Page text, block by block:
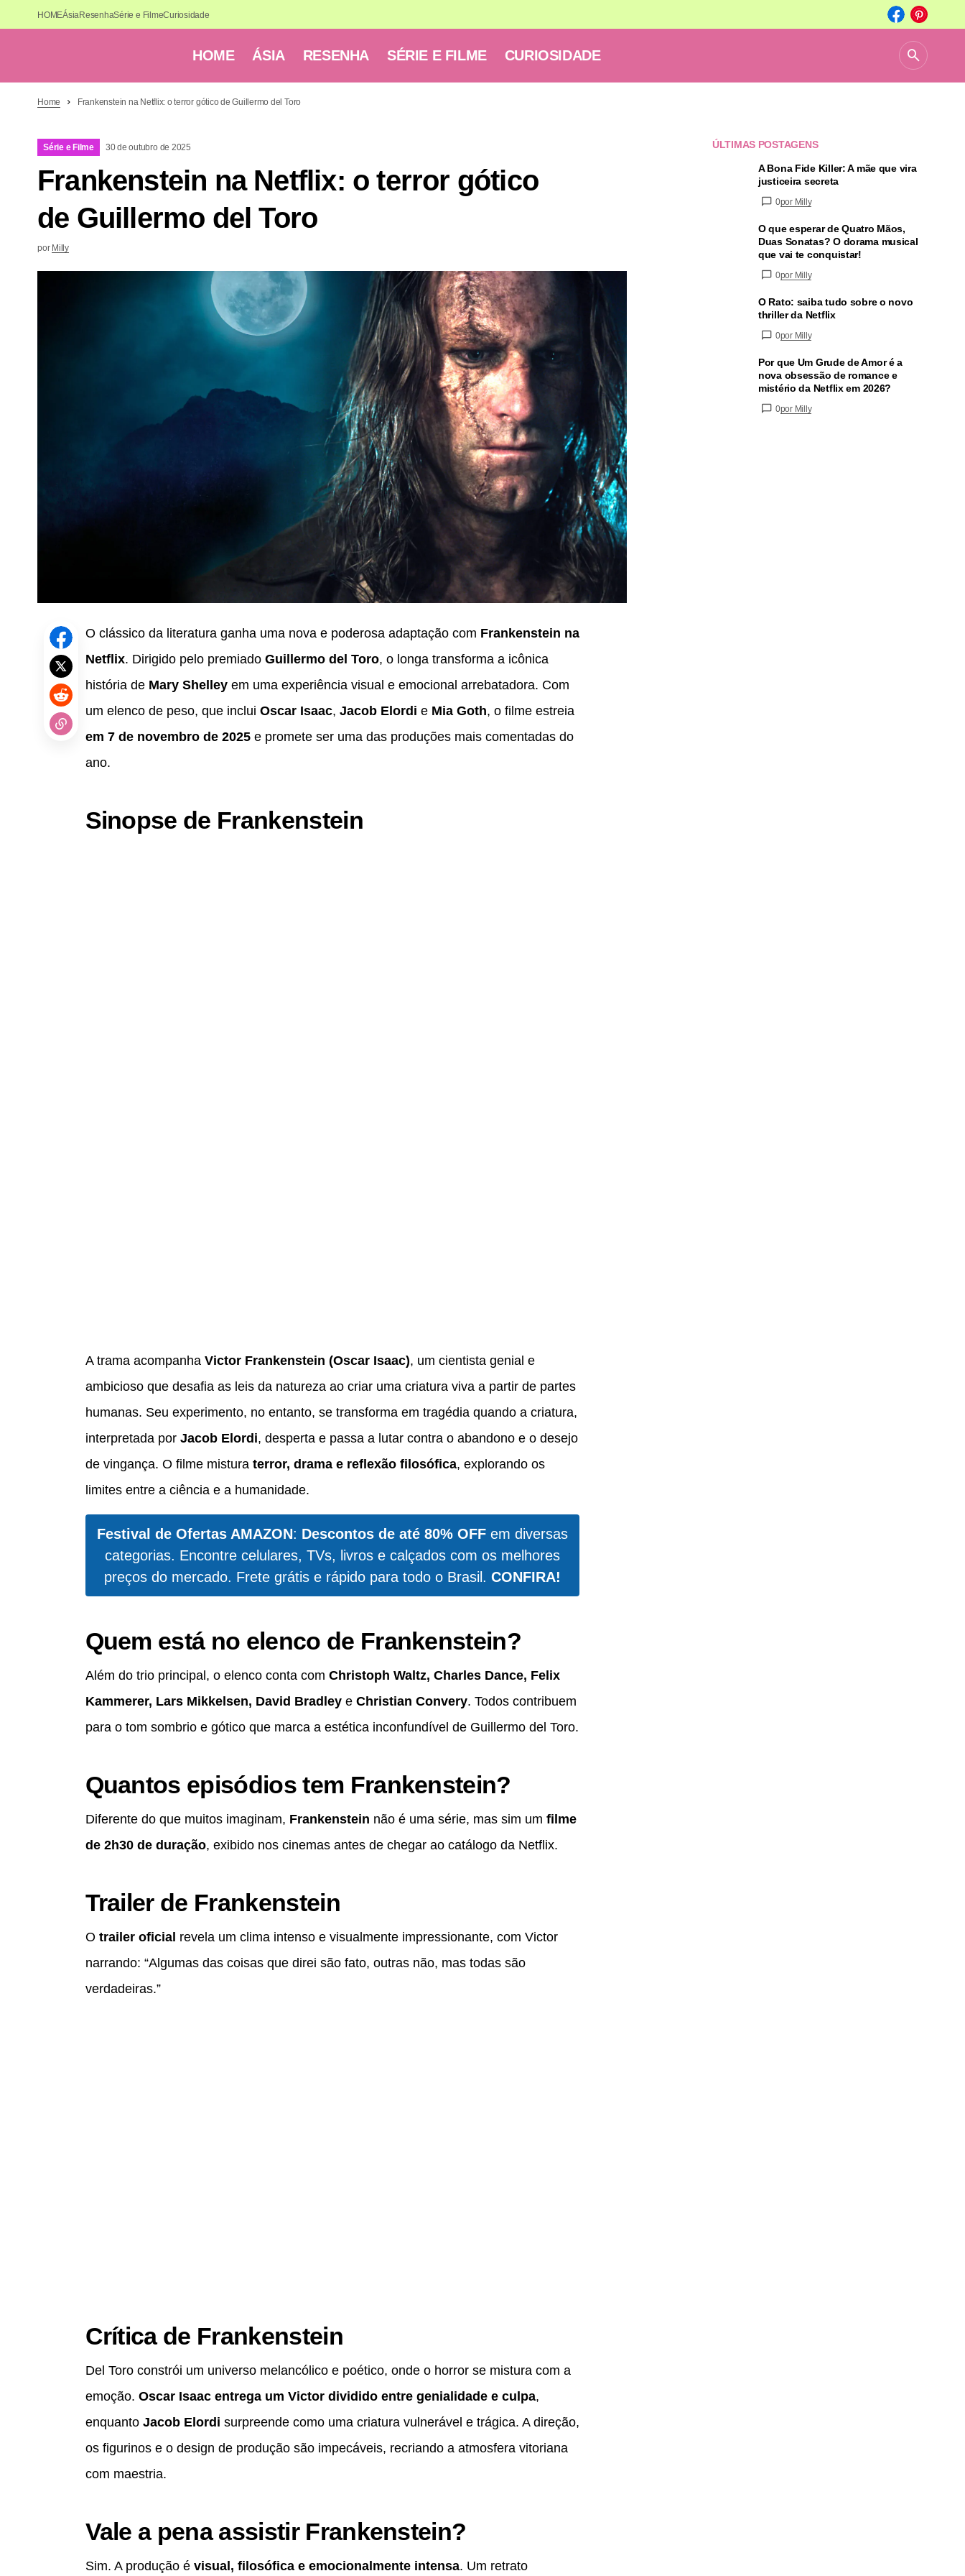
HOMEÁsiaResenhaSérie e FilmeCuriosidade
HOME ÁSIA RESENHA SÉRIE E FILME CURIOSIDADE
Home Frankenstein na Netflix: o terror gótico de Guillermo del Toro
Série e Filme 30 de outubro de 2025
Frankenstein na Netflix: o terror gótico
de Guillermo del Toro
por Milly
O clássico da literatura ganha uma nova e poderosa adaptação com Frankenstein na
Netflix. Dirigido pelo premiado Guillermo del Toro, o longa transforma a icônica
história de Mary Shelleyem uma experiência visual e emocional arrebatadora. Com
um elenco de peso, que inclui Oscar Isaac, Jacob Elordi e Mia Goth, o filme estreia
em 7 de novembro de 2025e promete ser uma das produções mais comentadas do
ano.
Sinopse de Frankenstein
A trama acompanha Victor Frankenstein (Oscar Isaac), um cientista genial e
ambicioso que desafia as leis da natureza ao criar uma criatura viva a partir de partes
humanas. Seu experimento, no entanto, se transforma em tragédia quando a criatura,
interpretada por Jacob Elordi, desperta e passa a lutar contra o abandono e o desejo
de vingança. O filme mistura terror, drama e reflexão filosófica, explorando os
limites entre a ciência e a humanidade.
Festival de Ofertas AMAZON: Descontos de até 80% OFFem diversas
categorias. Encontre celulares, TVs, livros e calçados com os melhores
preços do mercado. Frete grátis e rápido para todo o Brasil. CONFIRA!
Quem está no elenco de Frankenstein?
Além do trio principal, o elenco conta com Christoph Waltz, Charles Dance, Felix
Kammerer, Lars Mikkelsen, David Bradleye Christian Convery. Todos contribuem
para o tom sombrio e gótico que marca a estética inconfundível de Guillermo del Toro.
Quantos episódios tem Frankenstein?
Diferente do que muitos imaginam, Frankenstein não é uma série, mas sim um filme
de 2h30 de duração, exibido nos cinemas antes de chegar ao catálogo da Netflix.
Trailer de Frankenstein
O trailer oficial revela um clima intenso e visualmente impressionante, com Victor
narrando: “Algumas das coisas que direi são fato, outras não, mas todas são
verdadeiras.”
Crítica de Frankenstein
Del Toro constrói um universo melancólico e poético, onde o horror se mistura com a
emoção. Oscar Isaac entrega um Victor dividido entre genialidade e culpa,
enquanto Jacob Elordi surpreende como uma criatura vulnerável e trágica. A direção,
os figurinos e o design de produção são impecáveis, recriando a atmosfera vitoriana
com maestria.
Vale a pena assistir Frankenstein?
Sim. A produção é visual, filosófica e emocionalmente intensa. Um retrato
ÚLTIMAS POSTAGENS
A Bona Fide Killer: A mãe que vira
justiceira secreta
0por Milly
O que esperar de Quatro Mãos,
Duas Sonatas? O dorama musical
que vai te conquistar!
0por Milly
O Rato: saiba tudo sobre o novo
thriller da Netflix
0por Milly
Por que Um Grude de Amor é a
nova obsessão de romance e
mistério da Netflix em 2026?
0por Milly